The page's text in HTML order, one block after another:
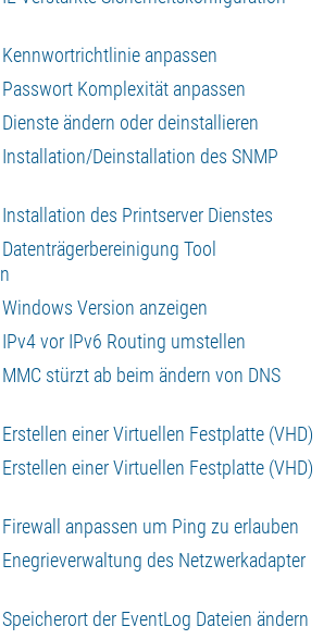
anpassen
Komplexität anpassen
ändern oder deinstallieren
Deinstallation des SNMP
des Printserver Dienstes
Tool
Version anzeigen
vor IPv6 Routing umstellen
stürzt ab beim ändern von DNS
einer Virtuellen Festplatte (VHD)
einer Virtuellen Festplatte (VHD)
anpassen um Ping zu erlauben
des Netzwerkadapter
der EventLog Dateien ändern